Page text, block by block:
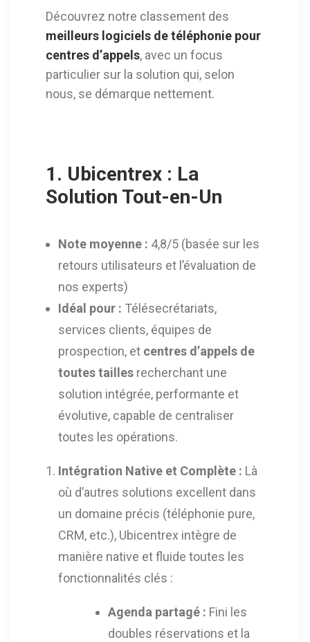
Découvrez notre classement des
meilleurs logiciels de téléphonie pour
centres d’appels, avec un focus
particulier sur la solution qui, selon
nous, se démarque nettement.
1. Ubicentrex : La
Solution Tout-en-Un
Note moyenne : 4,8/5 (basée sur les
retours utilisateurs et l’évaluation de
nos experts)
Idéal pour : Télésecrétariats,
services clients, équipes de
prospection, et centres d’appels de
toutes tailles recherchant une
solution intégrée, performante et
évolutive, capable de centraliser
toutes les opérations.
Intégration Native et Complète : Là
où d’autres solutions excellent dans
un domaine précis (téléphonie pure,
CRM, etc.), Ubicentrex intègre de
manière native et fluide toutes les
fonctionnalités clés :
Agenda partagé : Fini les
doubles réservations et la